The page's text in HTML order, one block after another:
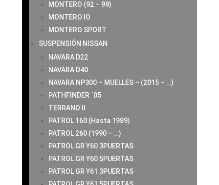
MONTERO (92 – 99)
MONTERO IO
MONTERO SPORT
SUSPENSIÓN NISSAN
NAVARA D22
NAVARA D40
NAVARA NP300 – MUELLES – (2015 – …)
PATHFINDER ´05
TERRANO II
PATROL 160 (Hasta 1989)
PATROL 260 (1990 – …)
PATROL GR Y60 3PUERTAS
PATROL GR Y60 5PUERTAS
PATROL GR Y61 3PUERTAS